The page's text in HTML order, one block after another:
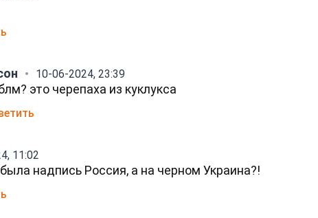
10-06-2024, 23:39
это черепаха из куклукса
11:02
надпись Россия, а на черном Украина?!